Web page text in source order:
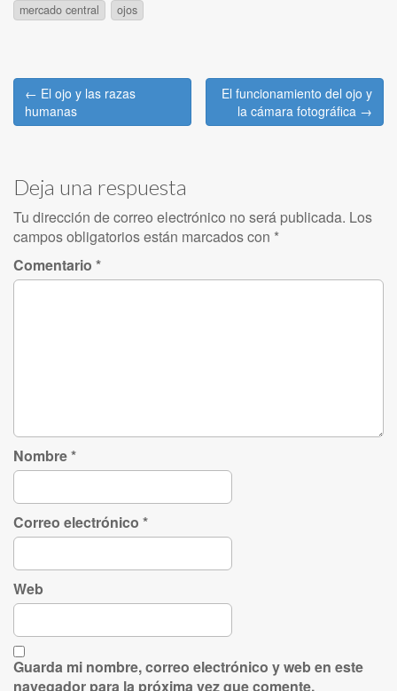
mercado central
ojos
Post
navigation
← El ojo y las razas
humanas
El funcionamiento del ojo y
la cámara fotográfica →
Deja una respuesta
Tu dirección de correo electrónico no será publicada. Los
campos obligatorios están marcados con *
Comentario *
Nombre*
Correo electrónico *
Web
Guarda mi nombre, correo electrónico y web en este
navegador para la próxima vez que comente.